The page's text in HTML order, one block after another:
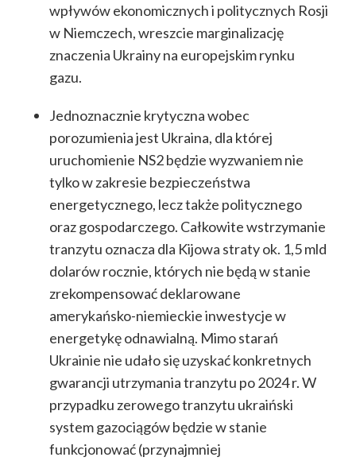
wpływów ekonomicznych i politycznych Rosji
w Niemczech, wreszcie marginalizację
znaczenia Ukrainy na europejskim rynku
gazu.
Jednoznacznie krytyczna wobec
porozumienia jest Ukraina, dla której
uruchomienie NS2 będzie wyzwaniem nie
tylko w zakresie bezpieczeństwa
energetycznego, lecz także politycznego
oraz gospodarczego. Całkowite wstrzymanie
tranzytu oznacza dla Kijowa straty ok. 1,5 mld
dolarów rocznie, których nie będą w stanie
zrekompensować deklarowane
amerykańsko-niemieckie inwestycje w
energetykę odnawialną. Mimo starań
Ukrainie nie udało się uzyskać konkretnych
gwarancji utrzymania tranzytu po 2024 r. W
przypadku zerowego tranzytu ukraiński
system gazociągów będzie w stanie
funkcjonować (przynajmniej